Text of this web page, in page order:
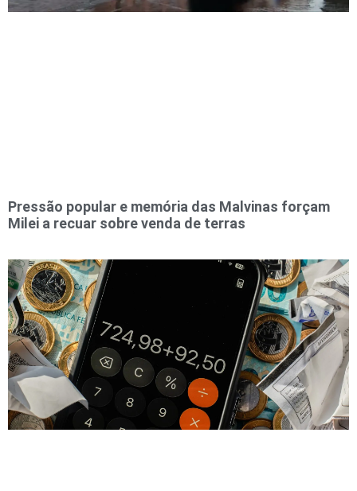
Pressão popular e memória das Malvinas forçam
Milei a recuar sobre venda de terras